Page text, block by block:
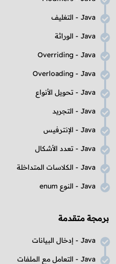
Java - التغليف
Java - الوراثة
Java
-
Overriding
Java
-
Overloading
Java - تحويل الأنواع
Java - التجريد
Java - الإنترفيس
Java - تعدد الأشكال
Java - الكلاسات المتداخلة
Java - النوع enum
برمجة متقدمة
Java - إدخال البيانات
Java - التعامل مع الملفات